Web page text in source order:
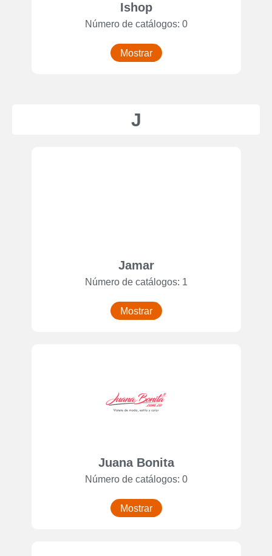
Ishop
Número de catálogos: 0
Mostrar
J
Jamar
Número de catálogos: 1
Mostrar
Juana Bonita
Número de catálogos: 0
Mostrar